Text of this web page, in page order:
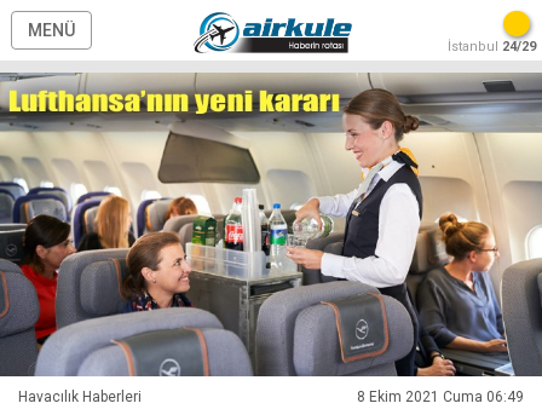
MENÜ
İstanbul 24/29
Havacılık Haberleri 8 Ekim 2021 Cuma 06:49